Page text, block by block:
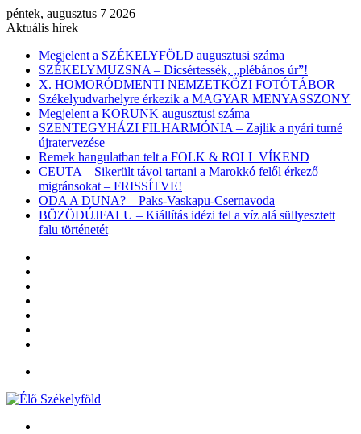
péntek, augusztus 7 2026
Aktuális hírek
Megjelent a SZÉKELYFÖLD augusztusi száma
SZÉKELYMUZSNA – Dicsértessék, „plébános úr”!
X. HOMORÓDMENTI NEMZETKÖZI FOTÓTÁBOR
Székelyudvarhelyre érkezik a MAGYAR MENYASSZONY
Megjelent a KORUNK augusztusi száma
SZENTEGYHÁZI FILHARMÓNIA – Zajlik a nyári turné
újratervezése
Remek hangulatban telt a FOLK & ROLL VÍKEND
CEUTA – Sikerült távol tartani a Marokkó felől érkező
migránsokat – FRISSÍTVE!
ODA A DUNA? – Paks-Vaskapu-Csernavoda
BÖZÖDÚJFALU – Kiállítás idézi fel a víz alá süllyesztett
falu történetét